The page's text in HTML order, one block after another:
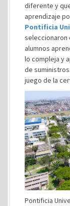
diferente y
aprendizaje
Pontificia
seleccionaron
alumnos
lo compleja y
de suministros.
juego de la
Pontificia